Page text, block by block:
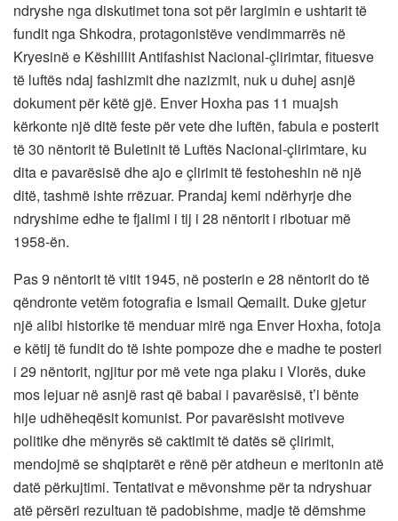
ndryshe nga diskutimet tona sot për largimin e ushtarit të
fundit nga Shkodra, protagonistëve vendimmarrës në
Kryesinë e Këshillit Antifashist Nacional-çlirimtar, fituesve
të luftës ndaj fashizmit dhe nazizmit, nuk u duhej asnjë
dokument për këtë gjë. Enver Hoxha pas 11 muajsh
kërkonte një ditë feste për vete dhe luftën, fabula e posterit
të 30 nëntorit të Buletinit të Luftës Nacional-çlirimtare, ku
dita e pavarësisë dhe ajo e çlirimit të festoheshin në një
ditë, tashmë ishte rrëzuar. Prandaj kemi ndërhyrje dhe
ndryshime edhe te fjalimi i tij i 28 nëntorit i ribotuar më
1958-ën.
Pas 9 nëntorit të vitit 1945, në posterin e 28 nëntorit do të
qëndronte vetëm fotografia e Ismail Qemailt. Duke gjetur
një alibi historike të menduar mirë nga Enver Hoxha, fotoja
e këtij të fundit do të ishte pompoze dhe e madhe te posteri
i 29 nëntorit, ngjitur por më vete nga plaku i Vlorës, duke
mos lejuar në asnjë rast që babai i pavarësisë, t’i bënte
hije udhëheqësit komunist. Por pavarësisht motiveve
politike dhe mënyrës së caktimit të datës së çlirimit,
mendojmë se shqiptarët e rënë për atdheun e meritonin atë
datë përkujtimi. Tentativat e mëvonshme për ta ndryshuar
atë përsëri rezultuan të padobishme, madje të dëmshme